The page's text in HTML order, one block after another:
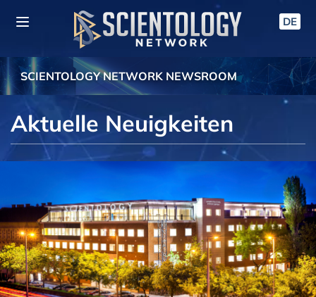
DE
SCIENTOLOGY NETWORK NEWSROOM
Aktuelle Neuigkeiten